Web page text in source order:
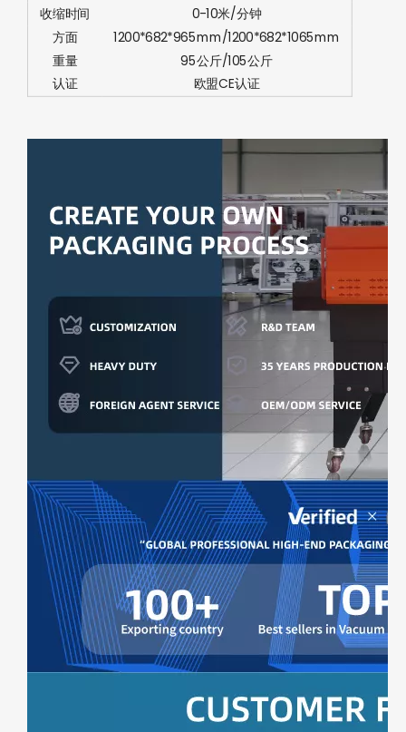
收缩时间 0-10米/分钟
方面
1200*682*965mm/1200*682*1065mm
重量
95公斤/105公斤
认证 欧盟CE认证